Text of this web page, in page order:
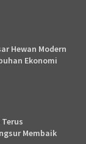
Hewan Modern
Ekonomi
Membaik